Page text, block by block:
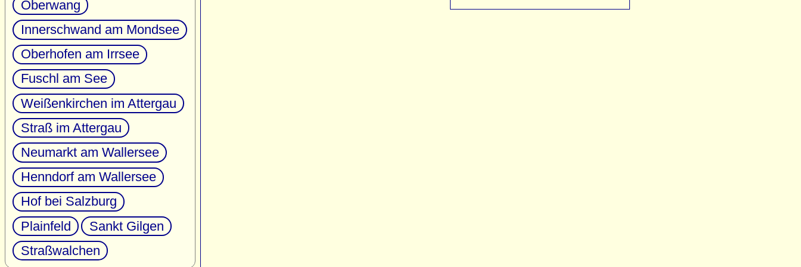
Oberwang
Innerschwand am Mondsee
Oberhofen am Irrsee
Fuschl am See
Weißenkirchen im Attergau
Straß im Attergau
Neumarkt am Wallersee
Henndorf am Wallersee
Hof bei Salzburg
Plainfeld
Sankt Gilgen
Straßwalchen